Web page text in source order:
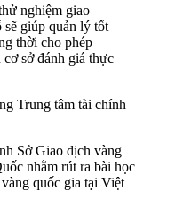
nghiệm giao
sẽ giúp quản lý tốt
thời cho phép
sở đánh giá thực
Trung tâm tài chính
Sở Giao dịch vàng
nhằm rút ra bài học
quốc gia tại Việt